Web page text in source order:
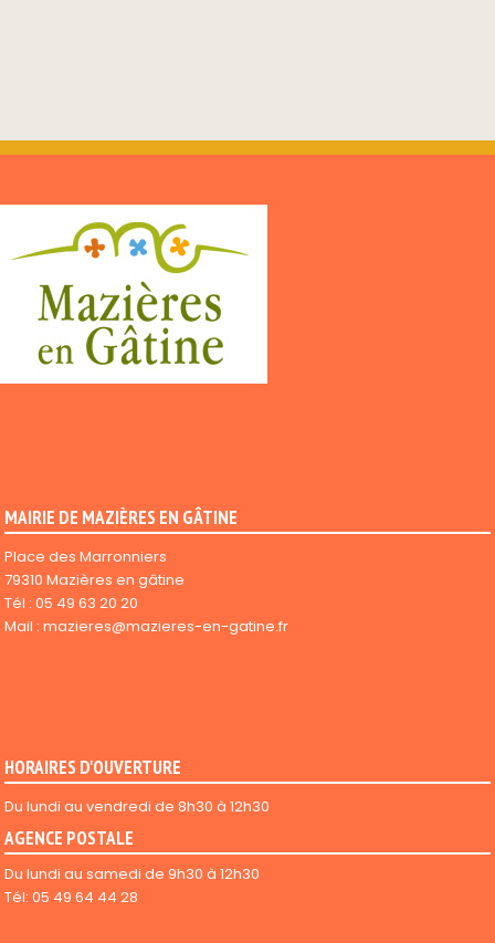
MAIRIE DE MAZIÈRES EN GÂTINE
Place des Marronniers
79310 Mazières en gâtine
Tél : 05 49 63 20 20
Mail : mazieres@mazieres-en-gatine.fr
HORAIRES D'OUVERTURE
Du lundi au vendredi de 8h30 à 12h30
AGENCE POSTALE
Du lundi au samedi de 9h30 à 12h30
Tél: 05 49 64 44 28